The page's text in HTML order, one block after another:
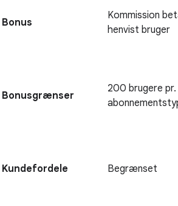
Bonus
Kommission
henvist bruger
Bonusgrænser
200 brugere
Kundefordele Begrænset